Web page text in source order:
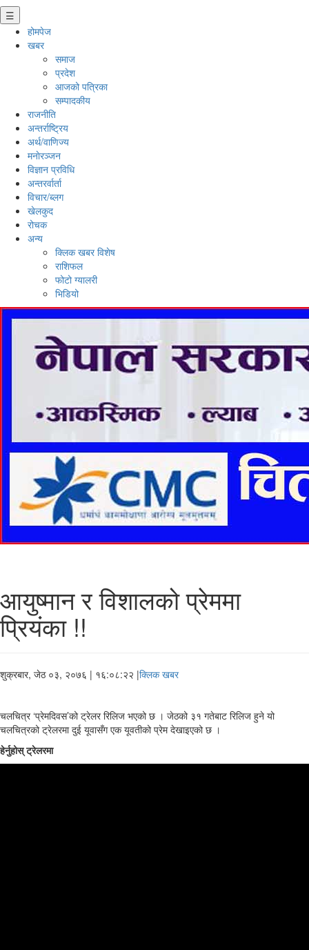
☰
होमपेज
खबर
समाज
प्रदेश
आजको पत्रिका
सम्पादकीय
राजनीति
अन्तर्राष्ट्रिय
अर्थ/वाणिज्य
मनाेरञ्जन
विज्ञान प्रविधि
अन्तरर्वार्ता
विचार/ब्लग
खेलकुद
रोचक
अन्य
क्लिक खबर विशेष
राशिफल
फोटो ग्यालरी
भिडियो
आयुष्मान र विशालको प्रेममा
प्रियंका !!
शुक्रबार, जेठ ०३, २०७६ | १६:०८:२२ |क्लिक खबर
चलचित्र ‘प्रेमदिवस’को ट्रेलर रिलिज भएको छ । जेठको ३१ गतेबाट रिलिज हुने यो
चलचित्रको ट्रेलरमा दुई यूवासँग एक यूवतीको प्रेम देखाइएको छ ।
हेर्नुहोस् ट्रेलरमा